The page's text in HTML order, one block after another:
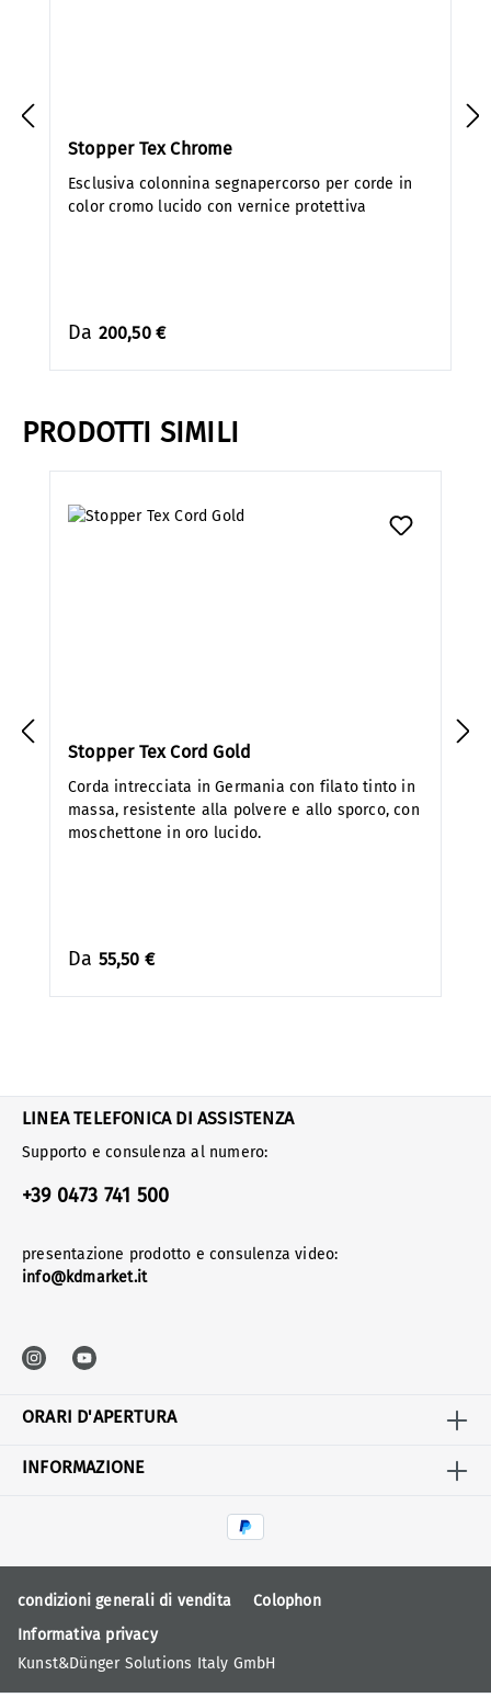
Stopper Tex Chrome
Esclusiva colonnina segnapercorso per corde in
color cromo lucido con vernice protettiva
Da 200,50 €
PRODOTTI SIMILI
Stopper Tex Cord Gold
Corda intrecciata in Germania con filato tinto in
massa, resistente alla polvere e allo sporco, con
moschettone in oro lucido.
Da 55,50 €
LINEA TELEFONICA DI ASSISTENZA
Supporto e consulenza al numero:
+39 0473 741 500
presentazione prodotto e consulenza video:
info@kdmarket.it
ORARI D'APERTURA
INFORMAZIONE
condizioni generali di vendita
Colophon
Informativa privacy
Kunst&Dünger Solutions Italy GmbH